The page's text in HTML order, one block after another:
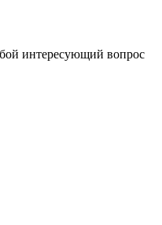
интересующий вопрос